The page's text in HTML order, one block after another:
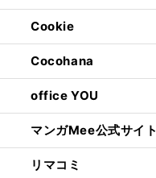
Cookie
Cocohana
office YOU
マンガMee公式サイト
リマコミ